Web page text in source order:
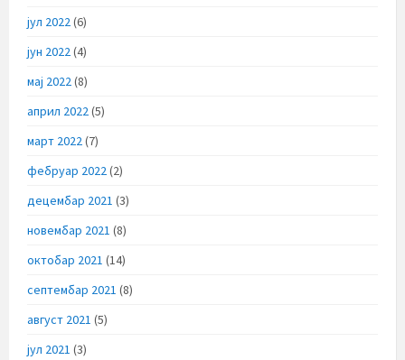
јул 2022(6)
јун 2022(4)
мај 2022(8)
април 2022(5)
март 2022(7)
фебруар 2022(2)
децембар 2021 (3)
новембар 2021 (8)
октобар 2021 (14)
септембар 2021 (8)
август 2021 (5)
јул 2021 (3)